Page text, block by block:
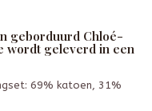
geborduurd Chloé-
wordt geleverd in een
69% katoen, 31%